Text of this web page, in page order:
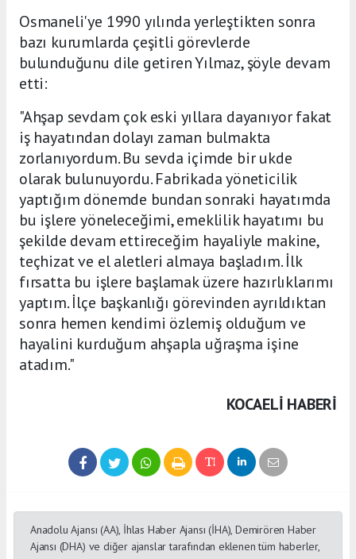
Osmaneli'ye 1990 yılında yerleştikten sonra
bazı kurumlarda çeşitli görevlerde
bulunduğunu dile getiren Yılmaz, şöyle devam
etti:
"Ahşap sevdam çok eski yıllara dayanıyor fakat
iş hayatından dolayı zaman bulmakta
zorlanıyordum. Bu sevda içimde bir ukde
olarak bulunuyordu. Fabrikada yöneticilik
yaptığım dönemde bundan sonraki hayatımda
bu işlere yöneleceğimi, emeklilik hayatımı bu
şekilde devam ettireceğim hayaliyle makine,
teçhizat ve el aletleri almaya başladım. İlk
fırsatta bu işlere başlamak üzere hazırlıklarımı
yaptım. İlçe başkanlığı görevinden ayrıldıktan
sonra hemen kendimi özlemiş olduğum ve
hayalini kurduğum ahşapla uğraşma işine
atadım."
KOCAELI HABERİ
Anadolu Ajansı (AA), İhlas Haber Ajansı (İHA), Demirören Haber
Ajansı (DHA) ve diğer ajanslar tarafından eklenen tüm haberler,